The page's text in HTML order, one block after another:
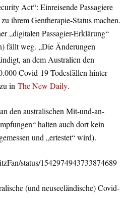
Act“: Einreisende Passagiere
ihrem Gentherapie-Status machen.
„digitalen Passagier-Erklärung“
fällt weg. „Die Änderungen
an dem Australien den
Covid-19-Todesfällen hinter
in The New Daily.
den australischen Mit-und-an-
halten auch dort kein
und „ertestet“ wird).
status/1542974943733874689
(und neuseeländische) Covid-